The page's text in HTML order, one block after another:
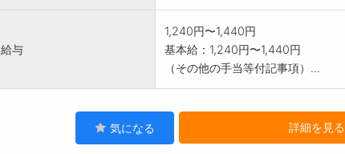
給与
1,240円〜1,440円
基本給：1,240円〜1,440円
（その他の手当等付記事項）...
気になる 詳細を見る